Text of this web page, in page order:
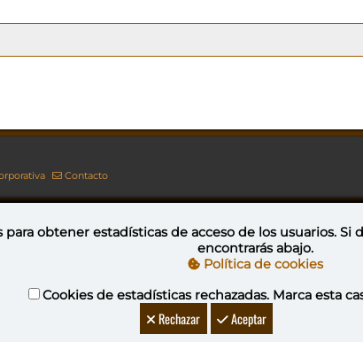
Contacto
Esta obra está bajo una licencia de Creative Commons Reconocimiento-NoComercial-CompartirIgual 4.0
YovaGamingNetwork
DeVuego GAL DeVuego LATAM
para obtener estadísticas de acceso de los usuarios. Si
encontrarás abajo.
Política de cookies
Cookies de estadísticas rechazadas. Marca esta
Rechazar Aceptar